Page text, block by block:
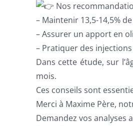
Nos
– Maintenir 13,5-14,5%
– Assurer un apport en
– Pratiquer des
Dans cette étude, sur
mois.
Ces conseils sont
Merci à Maxime Père,
Demandez vos analyses